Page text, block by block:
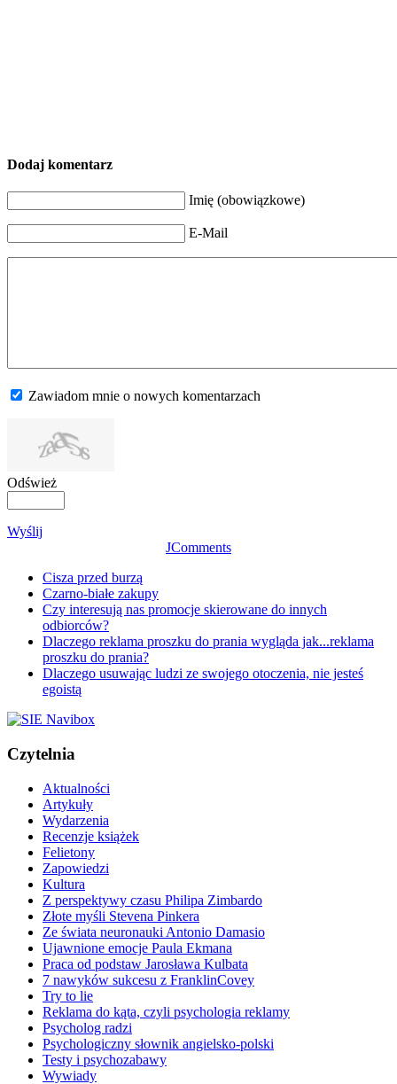
Dodaj komentarz
Imię (obowiązkowe)
E-Mail
Zawiadom mnie o nowych komentarzach
Odśwież
Wyślij
JComments
Cisza przed burzą
Czarno-białe zakupy
Czy interesują nas promocje skierowane do innych
odbiorców?
Dlaczego reklama proszku do prania wygląda jak...reklama
proszku do prania?
Dlaczego usuwając ludzi ze swojego otoczenia, nie jesteś
egoistą
Czytelnia
Aktualności
Artykuły
Wydarzenia
Recenzje książek
Felietony
Zapowiedzi
Kultura
Z perspektywy czasu Philipa Zimbardo
Złote myśli Stevena Pinkera
Ze świata neuronauki Antonio Damasio
Ujawnione emocje Paula Ekmana
Praca od podstaw Jarosława Kulbata
7 nawyków sukcesu z FranklinCovey
Try to lie
Reklama do kąta, czyli psychologia reklamy
Psycholog radzi
Psychologiczny słownik angielsko-polski
Testy i psychozabawy
Wywiady